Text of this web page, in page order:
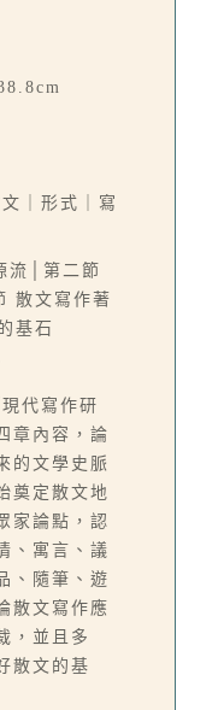
｜形式｜寫
流│第二節
散文寫作著
基石
代寫作研
章內容，論
的文學史脈
奠定散文地
家論點，認
、寓言、議
、隨筆、遊
散文寫作應
，並且多
散文的基